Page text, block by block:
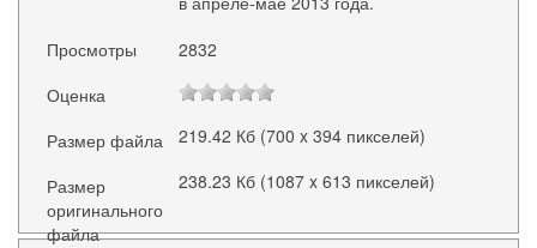
Просмотры
2832
Оценка
Размер файла
219.42 Кб (700 x 394 пикселей)
Размер
оригинального
файла
238.23 Кб (1087 x 613 пикселей)